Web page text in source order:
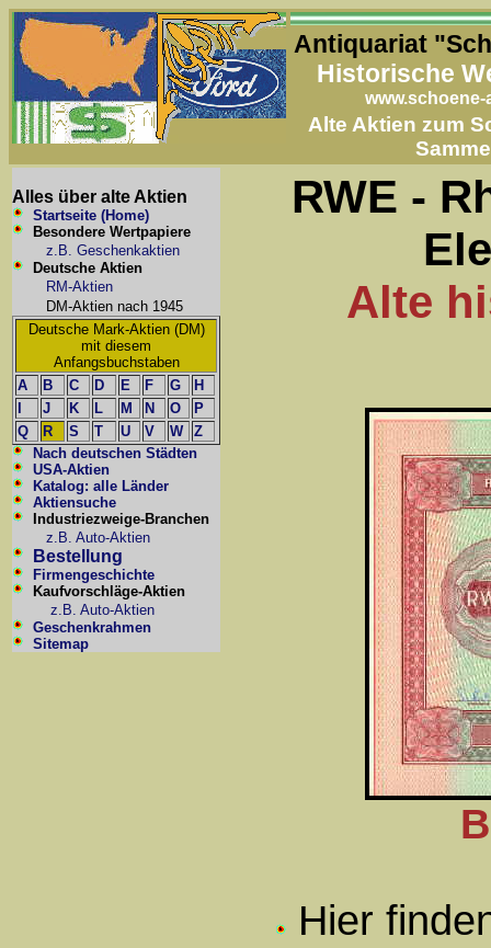
Antiquariat
Historische
www.schoene-
Alte Aktien zum
Alles über alte Aktien
Startseite (Home)
Besondere Wertpapiere
z.B. Geschenkaktien
Deutsche Aktien
RM-Aktien
DM-Aktien nach 1945
Deutsche Mark-Aktien (DM)
mit diesem
Anfangsbuchstaben
A
B C D E F G
H
J K L M N O
P
Q
R S T U V W
Z
Nach deutschen Städten
USA-Aktien
Katalog: alle Länder
Aktiensuche
Industriezweige-Branchen
z.B. Auto-Aktien
Bestellung
Firmengeschichte
Kaufvorschläge-Aktien
z.B. Auto-Aktien
Geschenkrahmen
Sitemap
RWE -
Alte
Hier